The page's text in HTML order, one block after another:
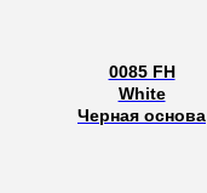
0085 FH
White
Черная основа